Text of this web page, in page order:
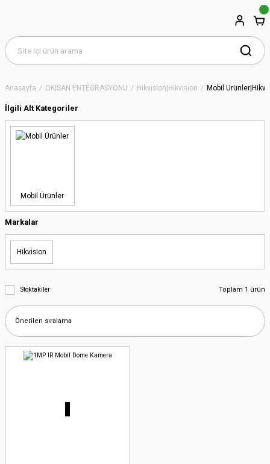
Anasayfa OKİSAN ENTEGRASYONU Hikvision|Hikvision Mobil
İlgili Alt Kategoriler
Mobil Ürünler
Markalar
Hikvision
Stoktakiler Toplam 1 ürün